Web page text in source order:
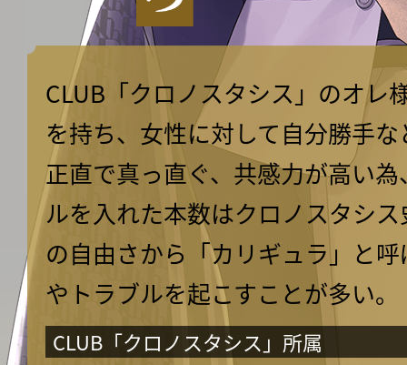
CLUB「クロノスタシス」のオレ
を持ち、女性に対して自分勝手
正直で真っ直ぐ、共感力が高い
ルを入れた本数はクロノスタシ
の自由さから「カリギュラ」と
やトラブルを起こすことが多い。
CLUB「クロノスタシス」所属